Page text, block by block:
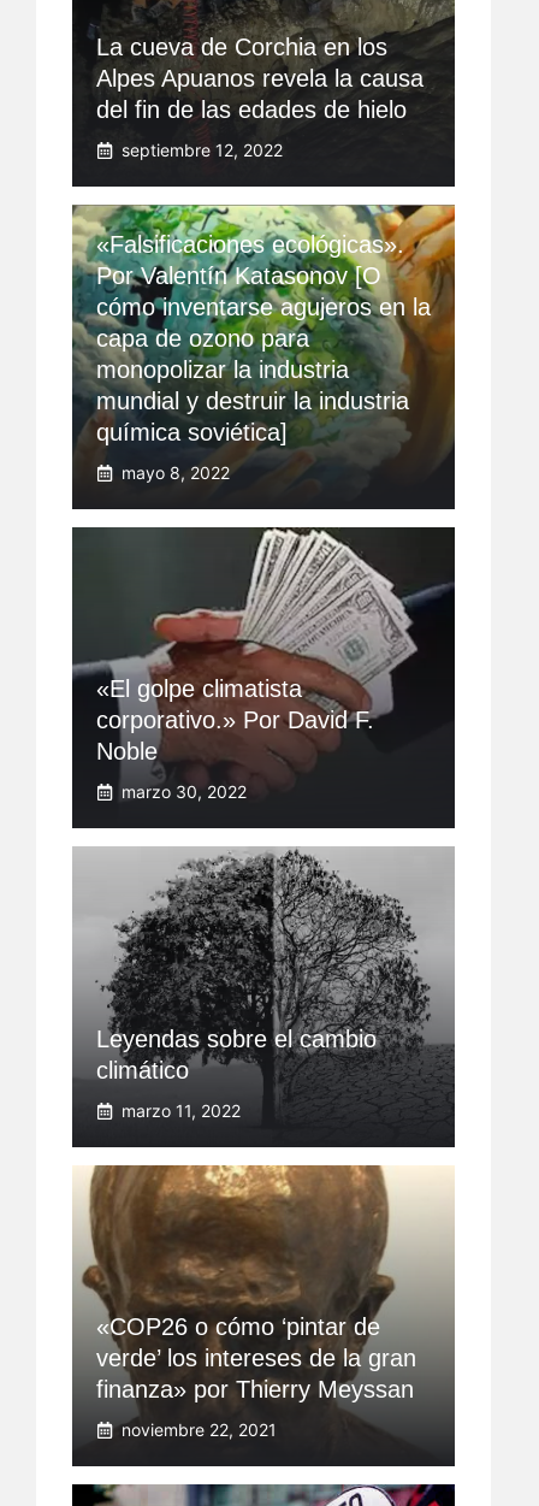
La cueva de Corchia en los
Alpes Apuanos revela la causa
del fin de las edades de hielo
septiembre 12, 2022
«Falsificaciones ecológicas».
Por Valentín Katasonov [O
cómo inventarse agujeros en la
capa de ozono para
monopolizar la industria
mundial y destruir la industria
química soviética]
mayo 8, 2022
«El golpe climatista
corporativo.» Por David F.
Noble
marzo 30, 2022
Leyendas sobre el cambio
climático
marzo 11, 2022
«COP26 o cómo ‘pintar de
verde’ los intereses de ‎la gran
finanza» por Thierry Meyssan
noviembre 22, 2021